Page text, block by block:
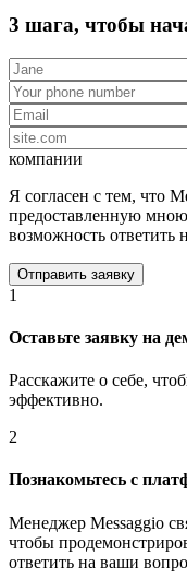
3 шага, чтобы
компании
Я согласен с тем, что
предоставленную
возможность ответить
1
Оставьте заявку на
Расскажите о себе,
эффективно.
2
Познакомьтесь с
Менеджер Messaggio
чтобы
ответить на ваши